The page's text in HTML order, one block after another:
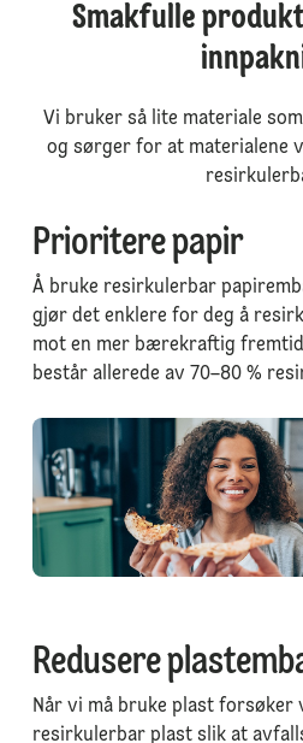
Smakfulle
Vi bruker så lite materiale
og sørger for at materialene
Prioritere papir
Å bruke resirkulerbar
gjør det enklere for deg å
mot en mer bærekraftig
består allerede av 70–80 %
Redusere
Når vi må bruke plast forsøker
resirkulerbar plast slik at